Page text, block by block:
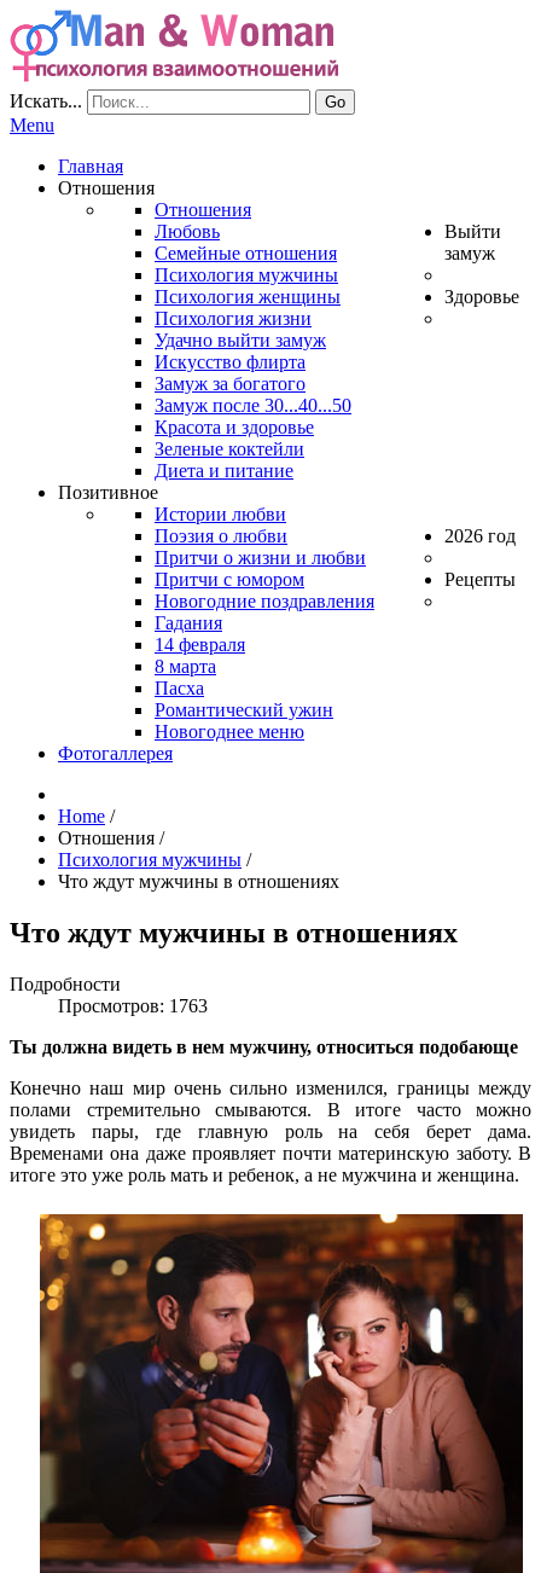
Искать... Go
Menu
Главная
Отношения
Отношения
Любовь
Семейные отношения
Психология мужчины
Психология женщины
Психология жизни
Выйти
замуж
Удачно выйти замуж
Искусство флирта
Замуж за богатого
Замуж после 30...40...50
Здоровье
Красота и здоровье
Зеленые коктейли
Диета и питание
Позитивное
Истории любви
Поэзия о любви
Притчи о жизни и любви
Притчи с юмором
2026 год
Новогодние поздравления
Гадания
14 февраля
8 марта
Рецепты
Пасха
Романтический ужин
Новогоднее меню
Фотогаллерея
Home /
Отношения /
Психология мужчины /
Что ждут мужчины в отношениях
Что ждут мужчины в отношениях
Подробности
Просмотров: 1763
Ты должна видеть в нем мужчину, относиться подобающе
Конечно наш мир очень сильно изменился, границы между
полами стремительно смываются. В итоге часто можно
увидеть пары, где главную роль на себя берет дама.
Временами она даже проявляет почти материнскую заботу. В
итоге это уже роль мать и ребенок, а не мужчина и женщина.